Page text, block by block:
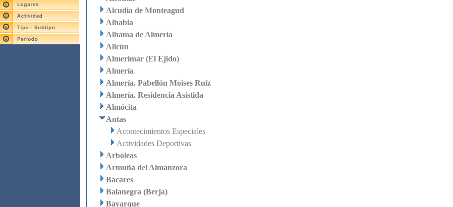
Alcudia de Monteagud
Alhabia
Alhama de Almería
Alicún
Almerimar (El Ejido)
Almería
Almería. Pabellón Moises Ruíz
Almería. Residencia Asistida
Almócita
Antas
Acontecimientos Especiales
Actividades Deportivas
Arboleas
Armuña del Almanzora
Bacares
Balanegra (Berja)
Bayarque